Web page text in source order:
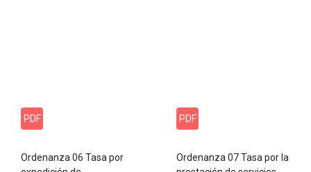
PDF
Ordenanza 06 Tasa por
PDF
Ordenanza 07 Tasa por la